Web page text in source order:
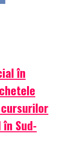
în
Sud-